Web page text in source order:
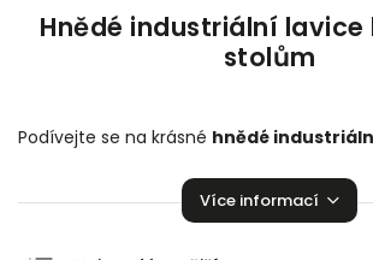
Hnědé industriální
stolům
Podívejte se na krásné hnědé
Na výběr je zde z několika kusů. Je radost
Více informací